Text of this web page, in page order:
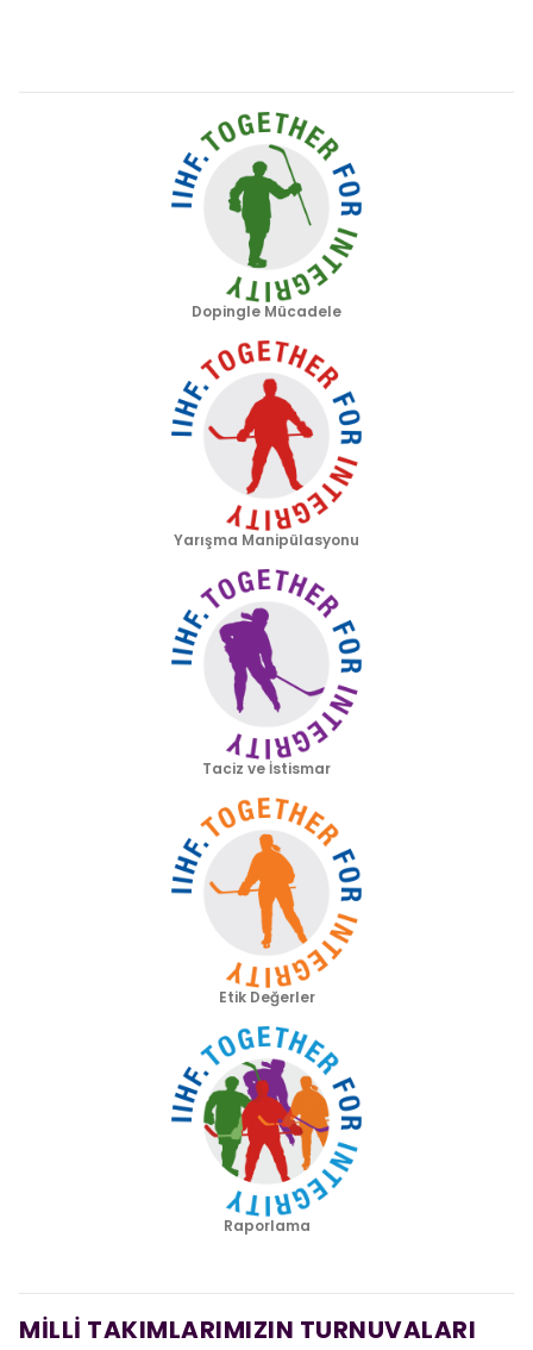
Dopingle Mücadele
Yarışma Manipülasyonu
Taciz ve İstismar
Etik Değerler
Raporlama
MİLLİ TAKIMLARIMIZIN TURNUVALARI